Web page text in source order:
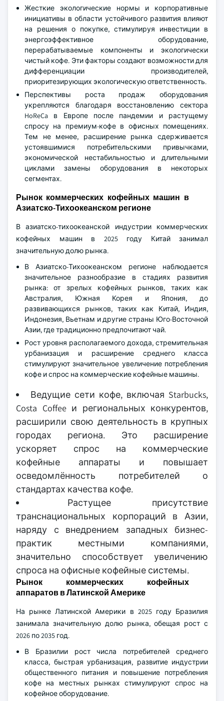
Жесткие экологические нормы и корпоративные
инициативы в области устойчивого развития влияют
на решения о покупке, стимулируя инвестиции в
энергоэффективное оборудование,
перерабатываемые компоненты и экологически
чистый кофе. Эти факторы создают возможности для
дифференциации производителей,
приоритезирующих экологическую ответственность.
Перспективы роста продаж оборудования
укрепляются благодаря восстановлению сектора
HoReCa в Европе после пандемии и растущему
спросу на премиум-кофе в офисных помещениях.
Тем не менее, расширение рынка сдерживается
устоявшимися потребительскими привычками,
экономической нестабильностью и длительными
циклами замены оборудования в некоторых
сегментах.
Рынок коммерческих кофейных машин в
Азиатско-Тихоокеанском регионе
В азиатско-тихоокеанской индустрии коммерческих
кофейных машин в 2025 году Китай занимал
значительную долю рынка.
В Азиатско-Тихоокеанском регионе наблюдается
значительное разнообразие в стадиях развития
рынка: от зрелых кофейных рынков, таких как
Австралия, Южная Корея и Япония, до
развивающихся рынков, таких как Китай, Индия,
Индонезия, Вьетнам и другие страны Юго-Восточной
Азии, где традиционно предпочитают чай.
Рост уровня располагаемого дохода, стремительная
урбанизация и расширение среднего класса
стимулируют значительное увеличение потребления
кофе и спрос на коммерческие кофейные машины.
Ведущие сети кофе, включая Starbucks,
Costa Coffee и региональных конкурентов,
расширили свою деятельность в крупных
городах региона. Это расширение
ускоряет спрос на коммерческие
кофейные аппараты и повышает
осведомлённость потребителей о
стандартах качества кофе.
Растущее присутствие
транснациональных корпораций в Азии,
наряду с внедрением западных бизнес-
практик местными компаниями,
значительно способствует увеличению
спроса на офисные кофейные системы.
Рынок коммерческих кофейных
аппаратов в Латинской Америке
На рынке Латинской Америки в 2025 году Бразилия
занимала значительную долю рынка, обещая рост с
2026 по 2035 год.
В Бразилии рост числа потребителей среднего
класса, быстрая урбанизация, развитие индустрии
общественного питания и повышение потребления
кофе на местных рынках стимулируют спрос на
кофейное оборудование.